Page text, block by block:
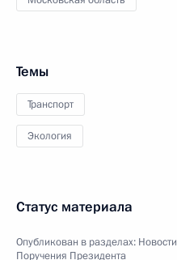
Темы
Транспорт
Экология
Статус материала
Опубликован в разделах: Новости
Поручения Президента